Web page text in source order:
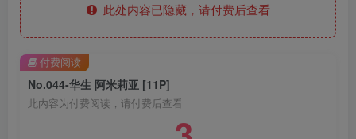
此处内容已隐藏，请付费后查看
No.044-华生 阿米莉亚 [11P]
此内容为付费阅读，请付费后查看
付费阅读